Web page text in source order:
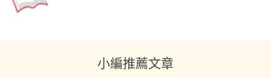
小編推薦文章